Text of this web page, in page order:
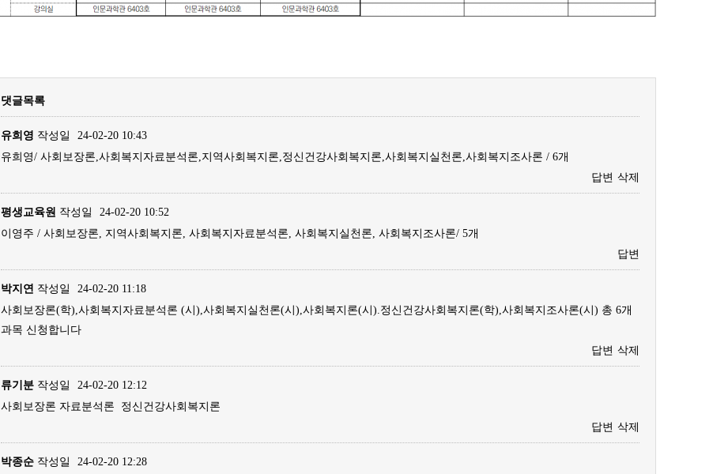
댓글목록
유희영 작성일
24-02-20 10:43
유희영/ 사회보장론,사회복지자료분석론,지역사회복지론,정신건강사회복지론,사회복지실천론,사회복지조사론 / 6개
답변 삭제
평생교육원 작성일
24-02-20 10:52
이영주 / 사회보장론, 지역사회복지론, 사회복지자료분석론, 사회복지실천론, 사회복지조사론/ 5개
답변
박지연 작성일
24-02-20 11:18
사회보장론(학),사회복지자료분석론 (시),사회복지실천론(시),사회복지론(시).정신건강사회복지론(학),사회복지조사론(시) 총 6개
과목 신청합니다
답변 삭제
류기분 작성일
24-02-20 12:12
사회보장론 자료분석론 정신건강사회복지론
답변 삭제
박종순 작성일
24-02-20 12:28